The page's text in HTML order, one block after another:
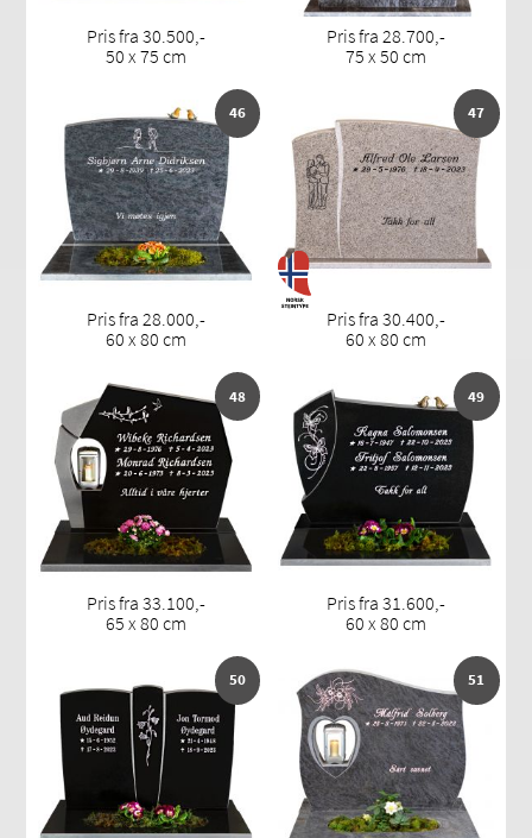
Pris fra 30.500,-
50 x 75 cm
Pris fra 28.700,-
75 x 50 cm
46
Pris fra 28.000,-
60 x 80 cm
47
Pris fra 30.400,-
60 x 80 cm
48
Pris fra 33.100,-
65 x 80 cm
49
Pris fra 31.600,-
60 x 80 cm
50 51